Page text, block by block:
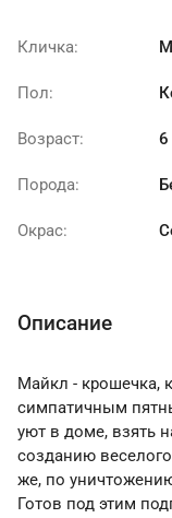
Кличка:
Пол:
Возраст: 6
Порода:
Окрас:
Описание
Майкл - крошечка,
симпатичным
уют в доме, взять
созданию
же, по
Готов под этим